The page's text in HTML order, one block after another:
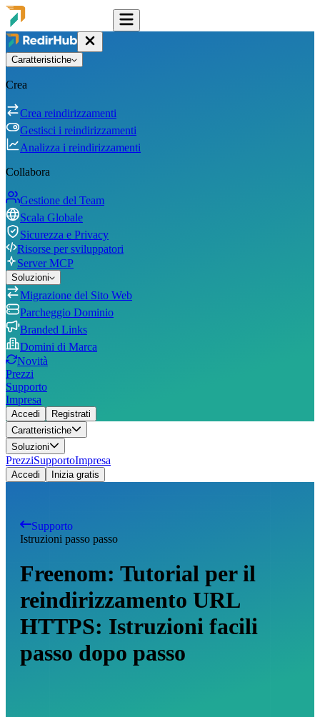
Caratteristiche
Crea
Crea reindirizzamenti
Gestisci i reindirizzamenti
Analizza i reindirizzamenti
Collabora
Gestione del Team
Scala Globale
Sicurezza e Privacy
Risorse per sviluppatori
Server MCP
Soluzioni
Migrazione del Sito Web
Parcheggio Dominio
Branded Links
Domini di Marca
Novità
Prezzi
Supporto
Impresa
Accedi
Registrati
Caratteristiche
Soluzioni
PrezziSupportoImpresa
Accedi Inizia gratis
Supporto
Istruzioni passo passo
Freenom: Tutorial per il
reindirizzamento URL
HTTPS: Istruzioni facili
passo dopo passo